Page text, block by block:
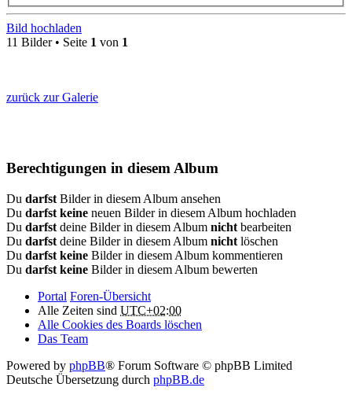
Bild hochladen
11 Bilder • Seite 1 von 1
zurück zur Galerie
Berechtigungen in diesem Album
Du darfst Bilder in diesem Album ansehen
Du darfst keine neuen Bilder in diesem Album hochladen
Du darfst deine Bilder in diesem Album nicht bearbeiten
Du darfst deine Bilder in diesem Album nicht löschen
Du darfst keine Bilder in diesem Album kommentieren
Du darfst keine Bilder in diesem Album bewerten
Portal Foren-Übersicht
Alle Zeiten sind UTC+02:00
Alle Cookies des Boards löschen
Das Team
Powered by phpBB® Forum Software © phpBB Limited
Deutsche Übersetzung durch phpBB.de